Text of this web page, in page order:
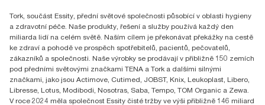
Praha 8, Karlin, Sokolovská 100/94
186 00 Česká republika
Tork, součást Essity, přední světové společnosti působící v oblasti hygieny
a zdravotní péče. Naše produkty, řešení a služby používá každý den
miliarda lidí na celém světě. Naším cílem je překonávat překážky na cestě
ke zdraví a pohodě ve prospěch spotřebitelů, pacientů, pečovatelů,
zákazníků a společnosti. Naše výrobky se prodávají v přibližně 150 zemích
pod předními světovými značkami TENA a Tork a dalšími silnými
značkami, jako jsou Actimove, Cutimed, JOBST, Knix, Leukoplast, Libero,
Libresse, Lotus, Modibodi, Nosotras, Saba, Tempo, TOM Organic a Zewa.
V roce 2024 měla společnost Essity čisté tržby ve výši přibližně 146 miliard